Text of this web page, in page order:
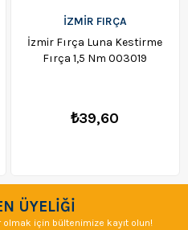
İZMİR FIRÇA
İzmir Fırça Luna Kestirme
Fırça 1,5 Nm 003019
₺39,60
ÜYELİĞİ
olmak için bültenimize kayıt olun!